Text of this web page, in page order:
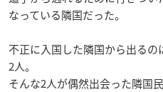
なっている隣国だった。
不正に入国した隣国から出る
2人。
そんな2人が偶然出会った隣国